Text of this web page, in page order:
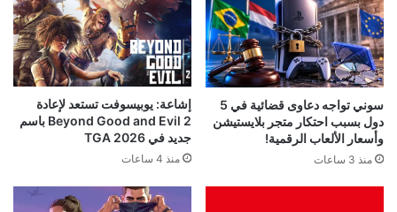
سوني تواجه دعاوى قضائية في 5
دول بسبب احتكار متجر بلايستيشن
وأسعار الألعاب الرقمية!
منذ 3 ساعات
إشاعة: يوبيسوفت تستعد لإعادة
Beyond Good and Evil 2 باسم
جديد في TGA 2026
منذ 4 ساعات